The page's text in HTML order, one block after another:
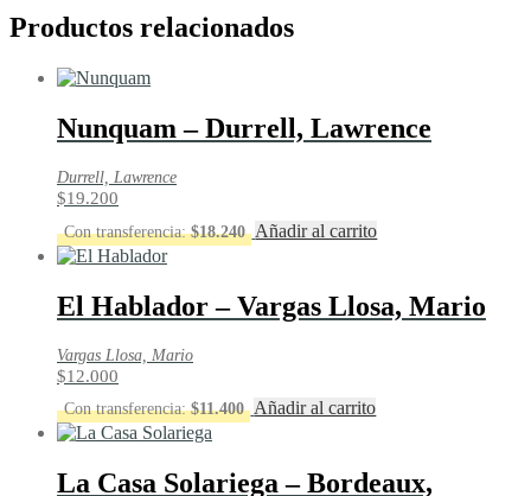
Productos relacionados
Nunquam – Durrell, Lawrence
Durrell, Lawrence
$19.200
Con transferencia:$18.240 Añadir al carrito
El Hablador – Vargas Llosa, Mario
Vargas Llosa, Mario
$12.000
Con transferencia:$11.400 Añadir al carrito
La Casa Solariega – Bordeaux,